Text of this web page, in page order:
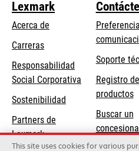
Lexmark
Acerca de
Carreras
Responsabilidad
Social Corporativa opens
new
tab
Sostenibilidad
Partners de
Lexmark
Soporte
Registro de
productos
Buscar un
This site uses cookies for various